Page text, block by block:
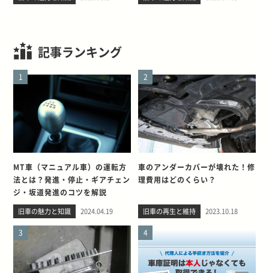
記事ランキング
1
MT車（マニュアル車）の運転方
法とは？発進・停止・ギアチェン
ジ・坂道発進のコツを解説
旧車の魅力と知識 2024.04.19
2
車のアンダーカバーが壊れた！修
理費用はどのくらい？
旧車の再生と維持 2023.10.18
3 4